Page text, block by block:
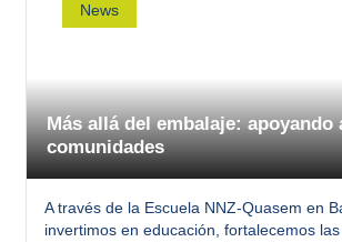
News
Más allá del embalaje: apoyando
comunidades
A través de la Escuela NNZ-Quasem en
invertimos en educación, fortalecemos